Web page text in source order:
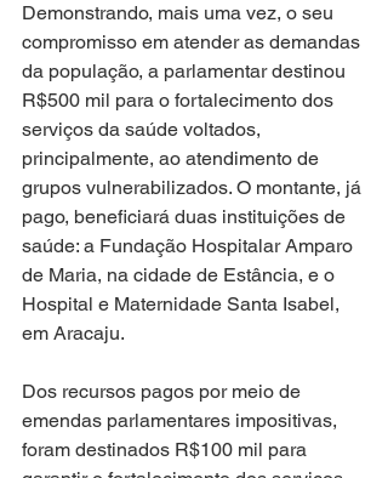
Demonstrando, mais uma vez, o seu
compromisso em atender as demandas
da população, a parlamentar destinou
R$500 mil para o fortalecimento dos
serviços da saúde voltados,
principalmente, ao atendimento de
grupos vulnerabilizados. O montante, já
pago, beneficiará duas instituições de
saúde: a Fundação Hospitalar Amparo
de Maria, na cidade de Estância, e o
Hospital e Maternidade Santa Isabel,
em Aracaju.
Dos recursos pagos por meio de
emendas parlamentares impositivas,
foram destinados R$100 mil para